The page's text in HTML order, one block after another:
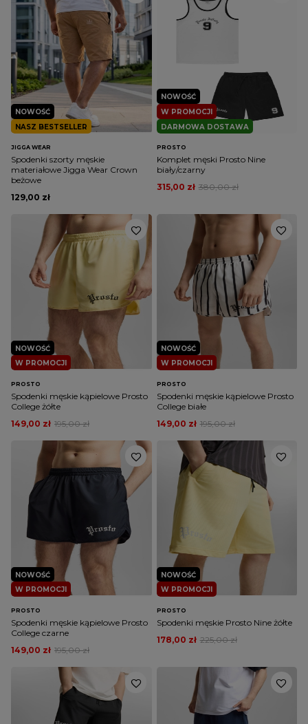
NOWOŚĆ
NASZ BESTSELLER
JIGGA WEAR
Spodenki szorty męskie
materiałowe Jigga Wear Crown
beżowe
129,00 zł
W PROMOCJI
NOWOŚĆ
DARMOWA DOSTAWA
PROSTO
Komplet męski Prosto Nine
biały/czarny
380,00 zł
315,00 zł
W PROMOCJI
NOWOŚĆ
PROSTO
Spodenki męskie kąpielowe Prosto
College żółte
195,00 zł
149,00 zł
W PROMOCJI
NOWOŚĆ
PROSTO
Spodenki męskie kąpielowe Prosto
College białe
195,00 zł
149,00 zł
W PROMOCJI
NOWOŚĆ
PROSTO
Spodenki męskie kąpielowe Prosto
College czarne
195,00 zł
149,00 zł
W PROMOCJI
NOWOŚĆ
PROSTO
Spodenki męskie Prosto Nine żółte
225,00 zł
178,00 zł